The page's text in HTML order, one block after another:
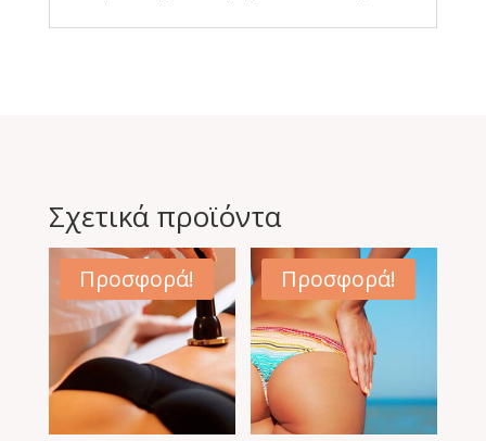
Σχετικά προϊόντα
Προσφορά! Προσφορά!